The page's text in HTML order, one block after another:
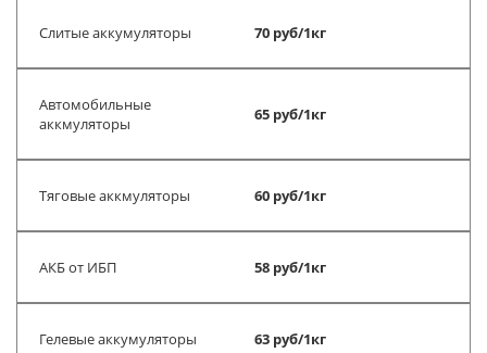
Слитые аккумуляторы 70 руб/1кг
Автомобильные
аккмуляторы
65 руб/1кг
Тяговые аккмуляторы 60 руб/1кг
АКБ от ИБП 58 руб/1кг
Гелевые аккумуляторы 63 руб/1кг